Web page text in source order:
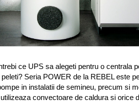
ce UPS sa alegeti pentru o centrala
Seria POWER de la REBEL este
in instalatii de semineu, precum si
utilizeaza convectoare de caldura si orice